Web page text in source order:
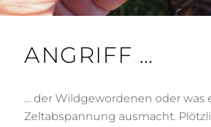
ANGRIFF …
… der Wildgewordenen oder was
Zeltabspannung ausmacht.